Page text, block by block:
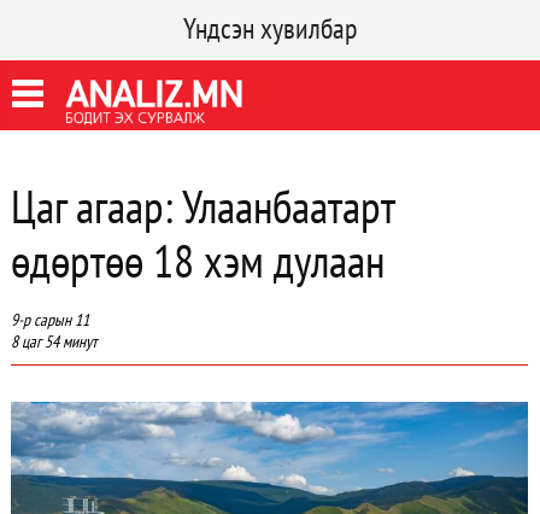
Үндсэн хувилбар
Цаг агаар: Улаанбаатарт
өдөртөө 18 хэм дулаан
9-р сарын 11
8 цаг 54 минут